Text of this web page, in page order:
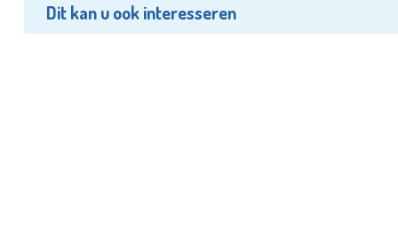
Dit kan u ook interesseren